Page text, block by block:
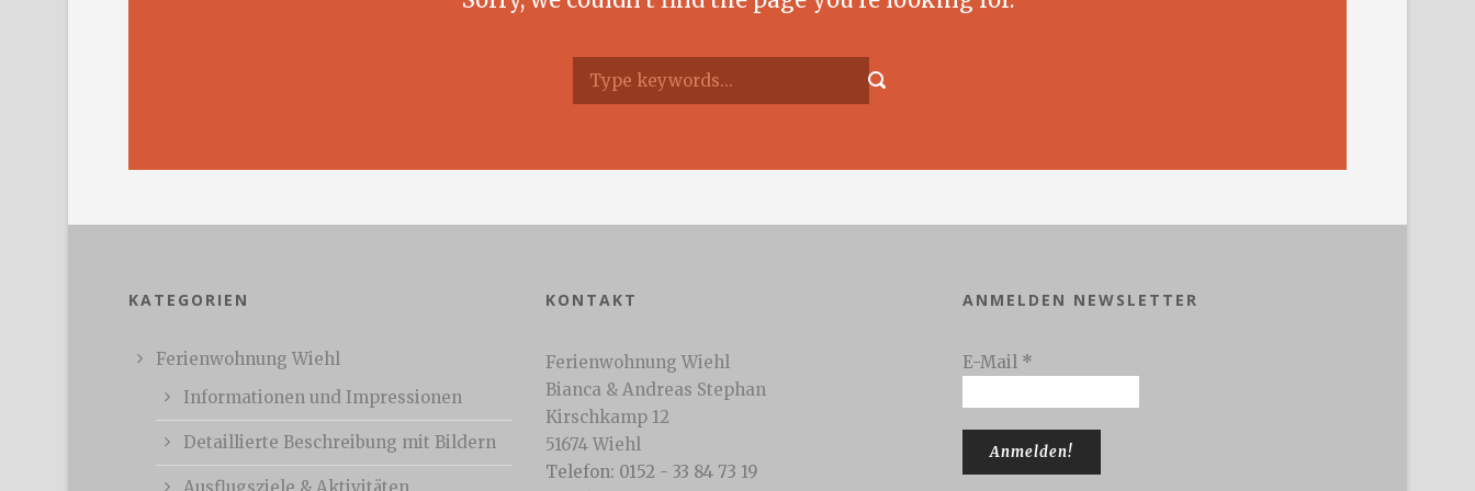
KATEGORIEN
Ferienwohnung Wiehl
Informationen und Impressionen
Detaillierte Beschreibung mit Bildern
KONTAKT
Ferienwohnung Wiehl
Bianca & Andreas Stephan
Kirschkamp 12
51674 Wiehl
Telefon: 0152 - 33 84 73 19
ANMELDEN NEWSLETTER
E-Mail *